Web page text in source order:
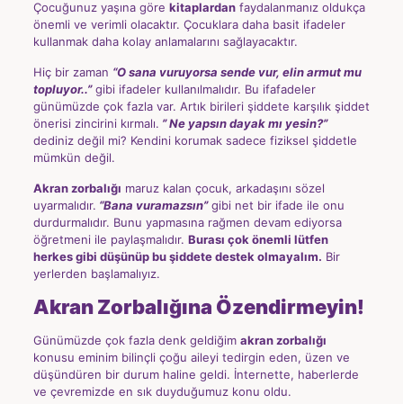
Çocuğunuz yaşına göre kitaplardanfaydalanmanız oldukça
önemli ve verimli olacaktır. Çocuklara daha basit ifadeler
kullanmak daha kolay anlamalarını sağlayacaktır.
Hiç bir zaman “O sana vuruyorsa sende vur, elin armut mu
topluyor..” gibi ifadeler kullanılmalıdır. Bu ifafadeler
günümüzde çok fazla var. Artık birileri şiddete karşılık şiddet
önerisi zincirini kırmalı. ” Ne yapsın dayak mı yesin?”
dediniz değil mi? Kendini korumak sadece fiziksel şiddetle
mümkün değil.
Akran zorbalığı maruz kalan çocuk, arkadaşını sözel
uyarmalıdır. “Bana vuramazsın” gibi net bir ifade ile onu
durdurmalıdır. Bunu yapmasına rağmen devam ediyorsa
öğretmeni ile paylaşmalıdır. Burası çok önemli lütfen
herkes gibi düşünüp bu şiddete destek olmayalım. Bir
yerlerden başlamalıyız.
Akran Zorbalığına Özendirmeyin!
Günümüzde çok fazla denk geldiğim akran zorbalığı
konusu eminim bilinçli çoğu aileyi tedirgin eden, üzen ve
düşündüren bir durum haline geldi. İnternette, haberlerde
ve çevremizde en sık duyduğumuz konu oldu.